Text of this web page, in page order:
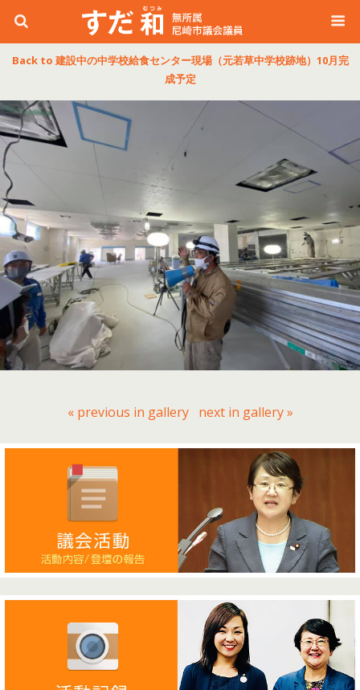
Back to 建設中の中学校給食センター現場（元若草中学校跡地）10月完
成予定
« previous in gallery next in gallery »